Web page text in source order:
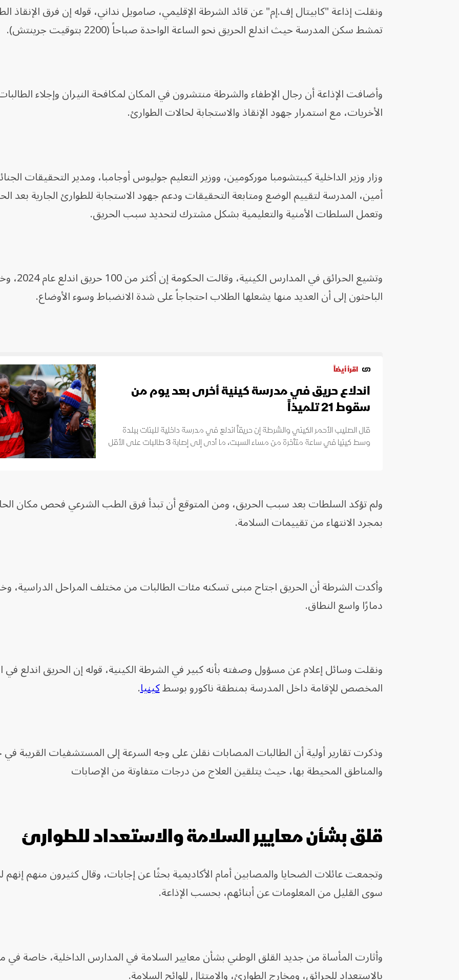
ونقلت إذاعة "⁠كابيتال إف.إم" عن قائد الشرطة الإقليمي، صامويل ​نداني، ‌قوله إن فرق ​الإنقاذ
⁠تمشط سكن المدرسة ⁠حيث ‌اندلع الحريق نحو الساعة الواحدة صباحاً (2200 ‌بتوقيت جرينتش).
وأضافت الإذاعة أن رجال الإطفاء والشرطة منتشرون ​في المكان لمكافحة النيران وإجلاء
‌الأخريات، مع استمرار جهود الإنقاذ والاستجابة لحالات الطوارئ.
وزار وزير الداخلية كيبتشومبا موركومين، ووزير التعليم جوليوس أوجامبا، ومدير التحقيقات
أمين، المدرسة لتقييم الوضع ومتابعة التحقيقات ودعم جهود الاستجابة للطوارئ الجارية بعد
وتعمل السلطات الأمنية والتعليمية بشكل مشترك لتحديد سبب الحريق.
وتشيع ⁠الحرائق ‌في المدارس
الباحثون إلى أن العديد منها ​يشعلها الطلاب احتجاجاً على شدة الانضباط وسوء الأوضاع.
اقرأ أيضاً
اندلاع حريق في مدرسة كينية أخرى بعد يوم من
سقوط 21 تلميذاً
قال الصليب الأحمر الكيني والشرطة إن حريقاً اندلع في مدرسة داخلية للبنات ببلدة
وسط كينيا في ساعة متأخرة من مساء السبت، ما أدى إلى إصابة 3 طالبات على الأقل
ولم تؤكد السلطات بعد سبب الحريق، ومن المتوقع أن تبدأ فرق الطب الشرعي فحص مكان
بمجرد الانتهاء من تقييمات السلامة.
وأكدت الشرطة أن الحريق اجتاح مبنى تسكنه مئات الطالبات من مختلف المراحل الدراسية،
دمارًا واسع النطاق.
ونقلت وسائل إعلام ‌عن مسؤول وصفته بأنه كبير ​في الشرطة ⁠الكينية، قوله إن الحريق اندلع ⁠في
المخصص للإقامة داخل المدرسة بمنطقة ناكورو بوسطكينيا.
وذكرت تقارير أولية أن الطالبات المصابات نقلن على وجه السرعة إلى المستشفيات القريبة
والمناطق المحيطة بها، حيث يتلقين العلاج من درجات متفاوتة من الإصابات
قلق بشأن معايير السلامة والاستعداد للطوارئ
وتجمعت عائلات الضحايا والمصابين أمام الأكاديمية بحثًا عن إجابات، وقال كثيرون منهم إنهم
سوى القليل من المعلومات عن أبنائهم، بحسب الإذاعة.
وأثارت المأساة من جديد القلق الوطني بشأن معايير السلامة في المدارس الداخلية، خاصة في